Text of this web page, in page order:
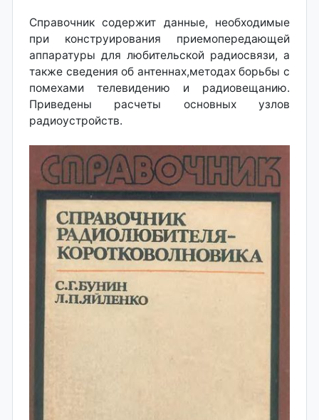
Справочник содержит данные, необходимые
при конструирования приемопередающей
аппаратуры для любительской радиосвязи, а
также сведения об антеннах,методах борьбы с
помехами телевидению и радиовещанию.
Приведены расчеты основных узлов
радиоустройств.